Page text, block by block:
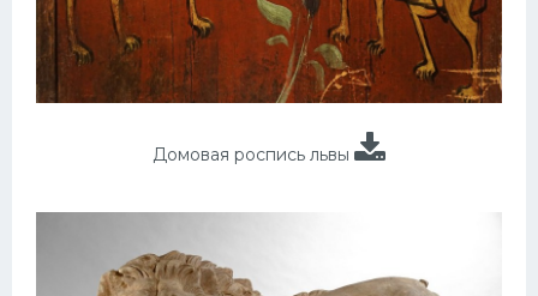
Домовая роспись львы